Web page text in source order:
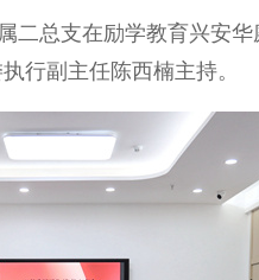
总支在励学教育兴安华
行副主任陈西楠主持。